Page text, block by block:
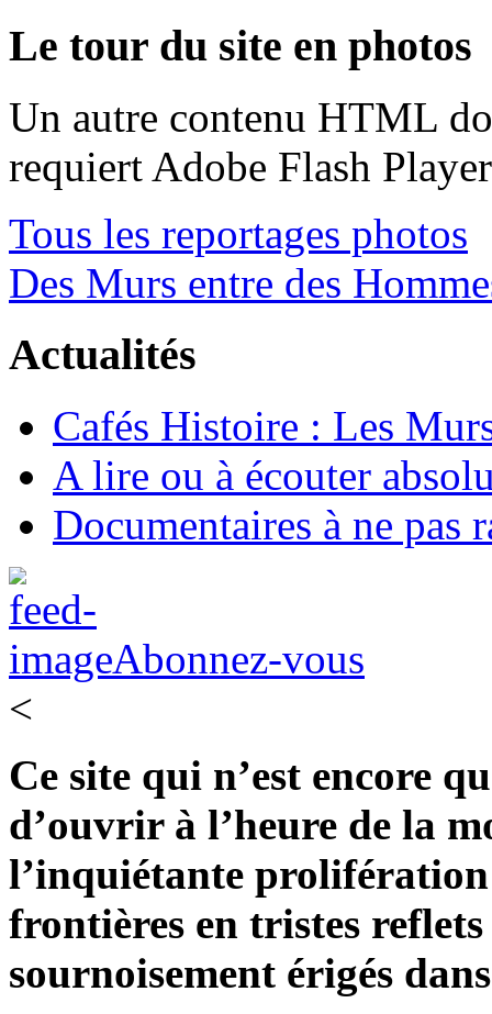
Le tour du site en photos
Un autre contenu HTML
requiert Adobe Flash
Tous les reportages photos
Des Murs entre des
Actualités
Cafés Histoire : Les
A lire ou à écouter
Documentaires à ne pas
Abonnez-vous
<
Ce site qui n’est encore
d’ouvrir à l’heure de la
l’inquiétante prolifération
frontières en tristes
sournoisement érigés